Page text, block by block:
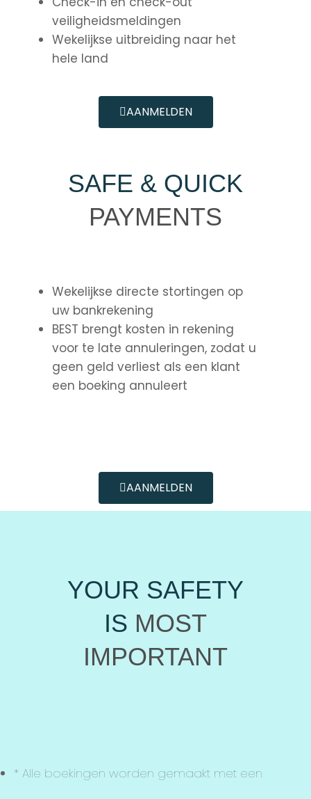
veiligheidsmeldingen
Wekelijkse uitbreiding naar het
hele land
AANMELDEN
SAFE & QUICK
PAYMENTS
Wekelijkse directe stortingen op
uw bankrekening
BEST brengt kosten in rekening
voor te late annuleringen, zodat u
geen geld verliest als een klant
een boeking annuleert
AANMELDEN
YOUR SAFETY
IS MOST
IMPORTANT
* Alle boekingen worden gemaakt met een